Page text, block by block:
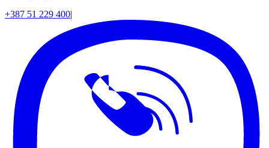
+387 51 229 400|